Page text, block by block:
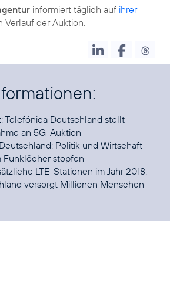
informiert täglich auf ihrer
Verlauf der Auktion.
Telefónica Deutschland stellt
an 5G-Auktion
Politik und Wirtschaft
Funklöcher stopfen
LTE-Stationen im Jahr 2018:
versorgt Millionen Menschen